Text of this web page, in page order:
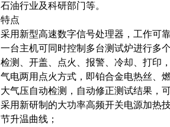
石油行业及科研部门等。
特点
采用新型高速数字信号处理器，工作可
一台主机可同时控制多台测试炉进行多
检测、开盖、点火、报警、冷却、打印
气电两用点火方式，即铂合金电热丝、
大气压自动检测，自动修正测试结果，
采用新研制的大功率高频开关电源加热
节升温曲线；